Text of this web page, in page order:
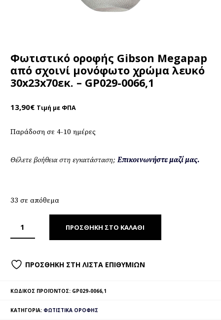
Φωτιστικό οροφής Gibson Megapap
από σχοινί μονόφωτο χρώμα λευκό
30x23x70εκ. – GP029-0066,1
13,90€ Τιμή με ΦΠΑ
Παράδοση σε 4-10 ημέρες
Θέλετε βοήθεια στη εγκατάσταση; Επικοινωνήστε μαζί μας.
33 σε απόθεμα
ΠΡΟΣΘΉΚΗ ΣΤΟ ΚΑΛΆΘΙ
ΠΡΟΣΘΉΚΗ ΣΤΗ ΛΊΣΤΑ ΕΠΙΘΥΜΙΏΝ
ΚΩΔΙΚΌΣ ΠΡΟΪΌΝΤΟΣ: GP029-0066,1
ΚΑΤΗΓΟΡΊΑ: ΦΩΤΙΣΤΙΚΆ ΟΡΟΦΉΣ